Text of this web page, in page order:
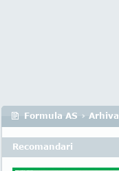
Formula AS › Arhiva
Recomandari